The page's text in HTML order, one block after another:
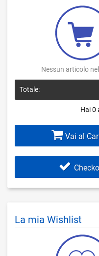
Nessun articolo
Hai0
Totale:
Vai al
La mia Wishlist